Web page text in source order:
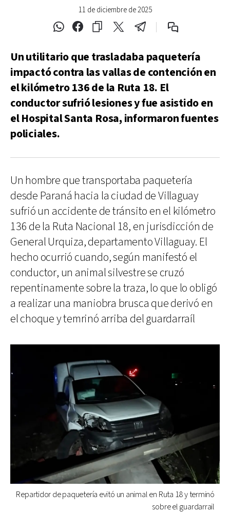
11 de diciembre de 2025
Un utilitario que trasladaba paquetería
impactó contra las vallas de contención en
el kilómetro 136 de la Ruta 18. El
conductor sufrió lesiones y fue asistido en
el Hospital Santa Rosa, informaron fuentes
policiales.
Un hombre que transportaba paquetería
desde Paraná hacia la ciudad de Villaguay
sufrió un accidente de tránsito en el kilómetro
136 de la Ruta Nacional 18, en jurisdicción de
General Urquiza, departamento Villaguay. El
hecho ocurrió cuando, según manifestó el
conductor, un animal silvestre se cruzó
repentinamente sobre la traza, lo que lo obligó
a realizar una maniobra brusca que derivó en
el choque y temrinó arriba del guardarraíl
Repartidor de paquetería evitó un animal en Ruta 18 y terminó
sobre el guardarrail